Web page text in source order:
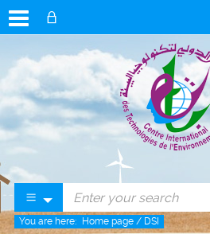
You are here: Home page / DSI